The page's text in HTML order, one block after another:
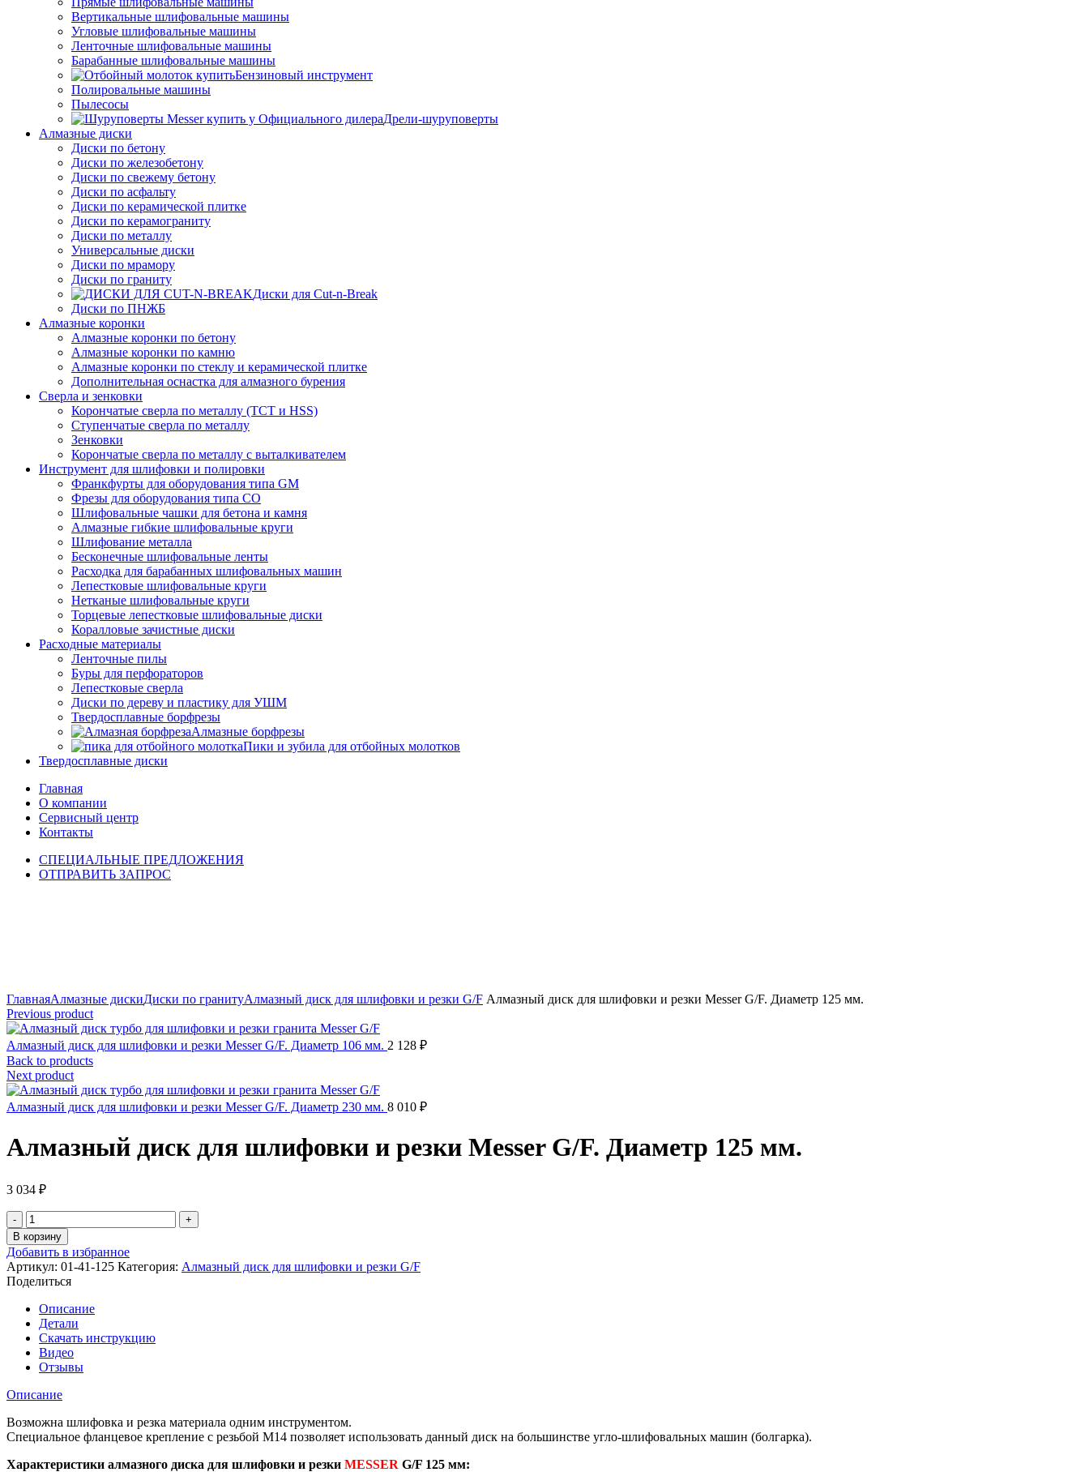
Вертикальные шлифовальные машины
Угловые шлифовальные машины
Ленточные шлифовальные машины
Барабанные шлифовальные машины
Бензиновый инструмент
Полировальные машины
Пылесосы
Дрели-шуруповерты
Алмазные диски
Диски по бетону
Диски по железобетону
Диски по свежему бетону
Диски по асфальту
Диски по керамической плитке
Диски по керамограниту
Диски по металлу
Универсальные диски
Диски по мрамору
Диски по граниту
Диски для Cut-n-Break
Диски по ПНЖБ
Алмазные коронки
Алмазные коронки по бетону
Алмазные коронки по камню
Алмазные коронки по стеклу и керамической плитке
Дополнительная оснастка для алмазного бурения
Сверла и зенковки
Корончатые сверла по металлу (TCT и HSS)
Ступенчатые сверла по металлу
Зенковки
Корончатые сверла по металлу c выталкивателем
Инструмент для шлифовки и полировки
Франкфурты для оборудования типа GM
Фрезы для оборудования типа СО
Шлифовальные чашки для бетона и камня
Алмазные гибкие шлифовальные круги
Шлифование металла
Бесконечные шлифовальные ленты
Расходка для барабанных шлифовальных машин
Лепестковые шлифовальные круги
Нетканые шлифовальные круги
Торцевые лепестковые шлифовальные диски
Коралловые зачистные диски
Расходные материалы
Ленточные пилы
Буры для перфораторов
Лепестковые сверла
Диски по дереву и пластику для УШМ
Твердосплавные борфрезы
Алмазные борфрезы
Пики и зубила для отбойных молотков
Твердосплавные диски
Главная
О компании
Сервисный центр
Контакты
СПЕЦИАЛЬНЫЕ ПРЕДЛОЖЕНИЯ
ОТПРАВИТЬ ЗАПРОС
ГлавнаяАлмазные дискиДиски по гранитуАлмазный диск для шлифовки и резки G/F Алмазный диск для шлифовки и резки Messer G/F. Диаметр 125 мм.
Previous product
Алмазный диск для шлифовки и резки Messer G/F. Диаметр 106 мм. 2 128 ₽
Back to products
Next product
Алмазный диск для шлифовки и резки Messer G/F. Диаметр 230 мм. 8 010 ₽
Алмазный диск для шлифовки и резки Messer G/F. Диаметр 125 мм.
3 034 ₽
Количество
товара
Алмазный
диск
для
шлифовки
и
резки
Messer
G/F.
Диаметр
125
мм.
В корзину
Добавить в избранное
Артикул: 01-41-125 Категория: Алмазный диск для шлифовки и резки G/F
Поделиться
Описание
Детали
Скачать инструкцию
Видео
Отзывы
Описание
Возможна шлифовка и резка материала одним инструментом.
Специальное фланцевое крепление с резьбой М14 позволяет использовать данный диск на большинстве угло-шлифовальных машин (болгарка).
Характеристики алмазного диска для шлифовки и резки MESSER G/F 125 мм: